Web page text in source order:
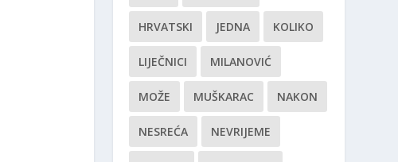
HRVATSKI JEDNA KOLIKO
LIJEČNICI MILANOVIĆ
MOŽE MUŠKARAC NAKON
NESREĆA NEVRIJEME